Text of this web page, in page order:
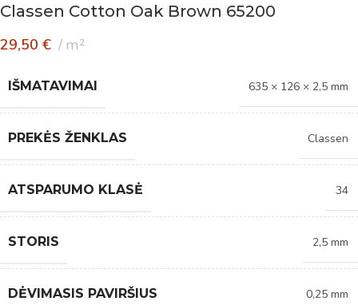
Classen Cotton Oak Brown 65200
29,50 € m²
IŠMATAVIMAI 635 × 126 × 2,5 mm
PREKĖS ŽENKLAS Classen
ATSPARUMO KLASĖ 34
STORIS 2,5 mm
DĖVIMASIS PAVIRŠIUS 0,25 mm